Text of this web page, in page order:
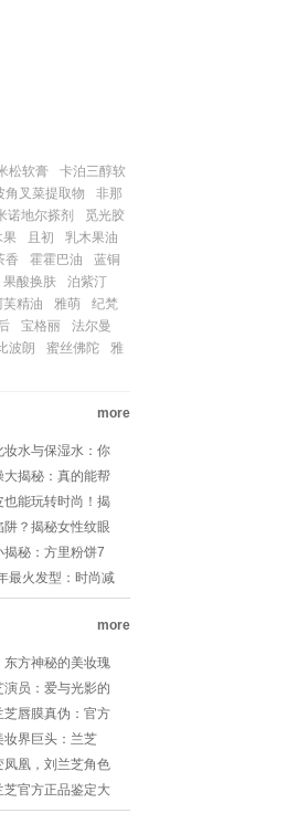
松软膏
卡泊三醇软
角叉菜提取物
非那
诺地尔搽剂
觅光胶
果 且初
乳木果油
香 霍霍巴油
蓝铜
果酸换肤
泊紫汀
芙精油 雅萌
纪梵
宝格丽
法尔曼
波朗 蜜丝佛陀
雅
more
妆水与保湿水：你
了吗？
大揭秘：真的能帮
V脸吗？
也能玩转时尚！揭
魔法——一步到位
阱？揭秘女性纹眼
的真相
揭秘：方里粉饼7
底能撑多久？!
最火发型：时尚减
术
more
东方神秘的美妆瑰
get了吗?
演员：爱与光影的
揭秘!
芝唇膜真伪：官方
台大揭秘🔍!
妆界巨头：兰芝
）公司全名解
凤凰，刘兰芝角色
揭秘谁将演绎经典
!
芝官方正品鉴定大
何轻松辨别真假🔍